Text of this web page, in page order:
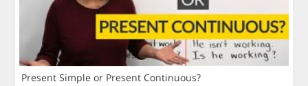
Present Simple or Present Continuous?